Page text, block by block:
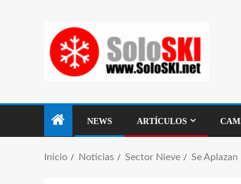
NEWS ARTÍCULOS
Inicio Noticias Sector Nieve Se